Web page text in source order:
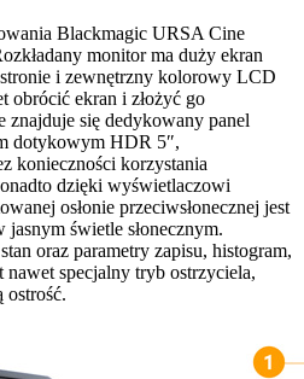
Blackmagic URSA Cine
monitor ma duży ekran
i zewnętrzny kolorowy LCD
obrócić ekran i złożyć go
znajduje się dedykowany panel
dotykowym HDR 5″,
konieczności korzystania
dzięki wyświetlaczowi
osłonie przeciwsłonecznej jest
świetle słonecznym.
oraz parametry zapisu, histogram,
specjalny tryb ostrzyciela,
ostrość.